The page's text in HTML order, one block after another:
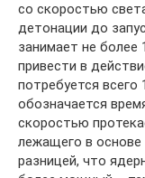
со скоростью
детонации до
занимает не более
привести в
потребуется всего
обозначается
скоростью
лежащего в
разницей, что